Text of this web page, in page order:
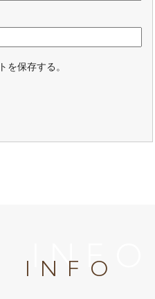
を保存する。
INFO
INFO